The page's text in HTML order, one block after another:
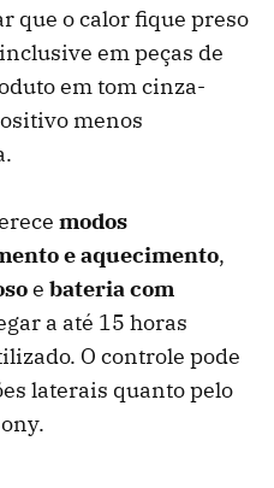
que o calor fique preso
em peças de
em tom cinza-
menos
modos
e aquecimento,
e bateria com
a até 15 horas
O controle pode
laterais quanto pelo